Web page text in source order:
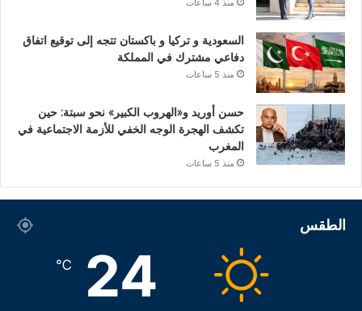
منذ 4 ساعات
السعودية و تركيا و باكستان تتجه إلى توقيع اتفاق
دفاعي مشترك في المملكة
منذ 5 ساعات
حسن أوريد و«الهروب الكبير» نحو سبتة: حين
تكشف الهجرة الوجه الخفي للأزمة الاجتماعية في
المغرب
منذ 5 ساعات
الطقس
24
℃